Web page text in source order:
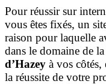
Pour réussir sur
vous êtes fixés, un
raison pour laquelle
dans le domaine de la
d’Hazey à vos
la réussite de votre